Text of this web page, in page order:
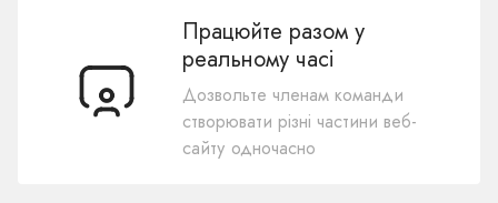
Працюйте разом у
реальному часі
Дозвольте членам команди
створювати різні частини веб-
сайту одночасно